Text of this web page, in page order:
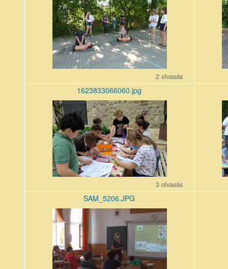
2 olvasás
1623833066060.jpg
1623833066060.jpg
3 olvasás
SAM_5206.JPG
SAM_5206.JPG